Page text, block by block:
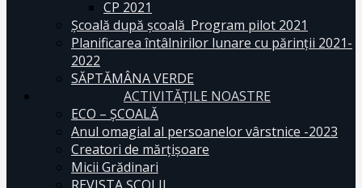
CP 2021
Școală după școală_Program pilot 2021
Planificarea întâlnirilor lunare cu părinții 2021-
2022
SĂPTĂMÂNA VERDE
ACTIVITĂȚILE NOASTRE
ECO – ŞCOALĂ
Anul omagial al persoanelor vârstnice -2023
Creatori de mărțișoare
Micii Grădinari